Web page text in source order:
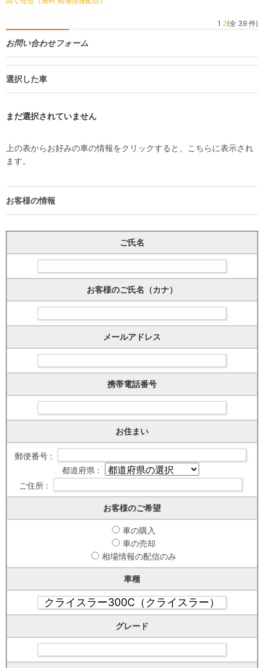
1 2(全 39 件)
お問い合わせフォーム
選択した車
まだ選択されていません
上の表からお好みの車の情報をクリックすると、こちらに表示され
ます。
お客様の情報
ご氏名
お客様のご氏名（カナ）
メールアドレス
携帯電話番号
お住まい
郵便番号 :
都道府県 :
ご住所 :
お客様のご希望
車の購入
車の売却
相場情報の配信のみ
車種
グレード